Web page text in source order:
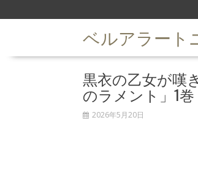
k
ベルアラート
黒衣の乙女が嘆
のラメント」1巻
2026年5月20日